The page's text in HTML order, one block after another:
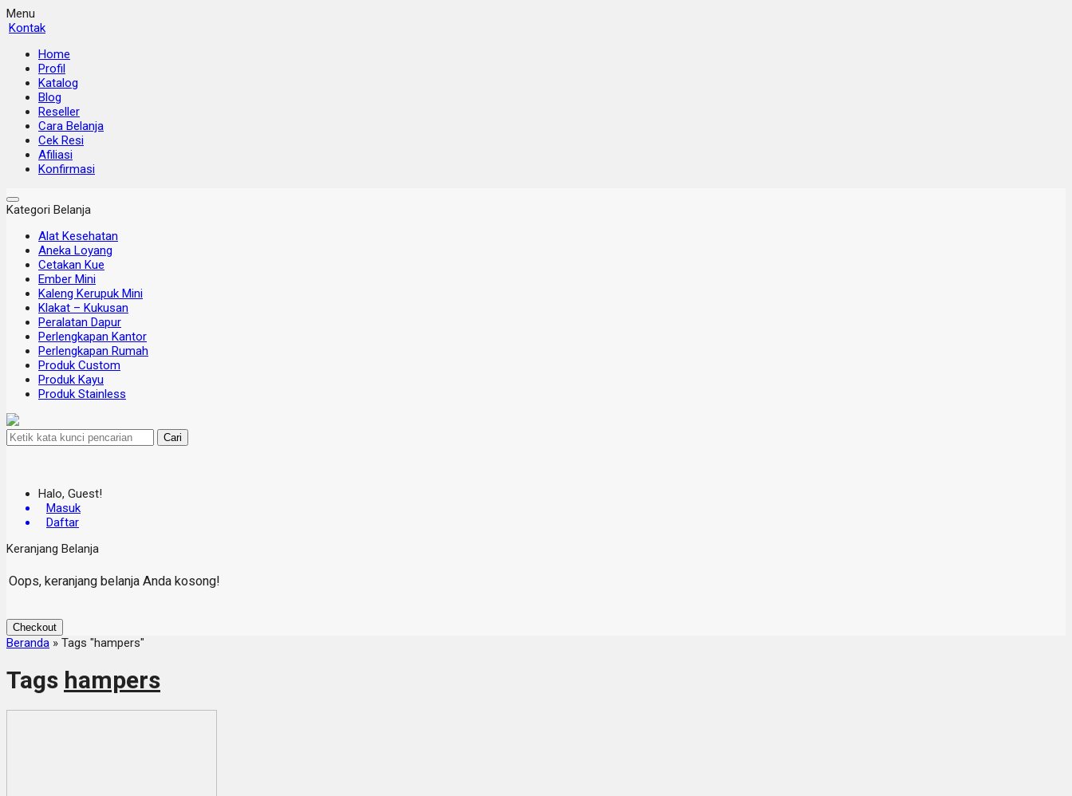
Menu
Kontak
Home
Profil
Katalog
Blog
Reseller
Cara Belanja
Cek Resi
Afiliasi
Konfirmasi
Kategori Belanja
Alat Kesehatan
Aneka Loyang
Cetakan Kue
Ember Mini
Kaleng Kerupuk Mini
Klakat – Kukusan
Peralatan Dapur
Perlengkapan Kantor
Perlengkapan Rumah
Produk Custom
Produk Kayu
Produk Stainless
Cari
Halo, Guest!
Masuk
Daftar
Keranjang Belanja
Oops, keranjang belanja Anda kosong!
Checkout
Beranda » Tags "hampers"
Tags hampers